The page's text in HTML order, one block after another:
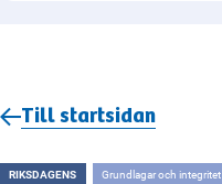
Till startsidan
RIKSDAGENS Grundlagar och integritet